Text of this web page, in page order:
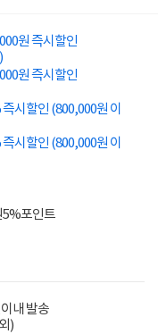
원 즉시할인
원 즉시할인
시할인 (800,000원 이
시할인 (800,000원 이
5%포인트
내 발송
)